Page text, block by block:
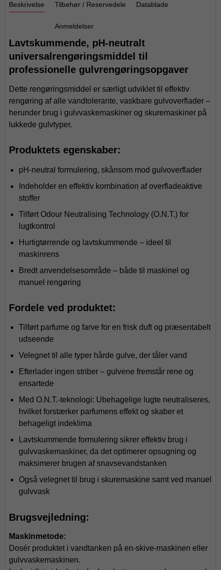
Beskrivelse Tilbehør / Reservedele Datablade
Anmeldelser
Lavtskummende, pH-neutralt
universalrengøringsmiddel til
professionelle gulvrengøringsopgaver
Dette rengøringsmiddel er særligt udviklet til effektiv
rengøring af alle vandtolerante, vaskbare gulvoverflader –
herunder brug i gulvvaskemaskiner og skuremaskiner på
lukkede gulvtyper.
Produktets egenskaber:
pH-neutral formulering, skånsom mod gulvoverflader
Indeholder en effektiv kombination af overfladeaktive
stoffer
Tilført Odour Neutralising Technology (O.N.T.) for
lugtkontrol
Hurtigtørrende og lavtskummende – ideel til
maskinrens
Bredt anvendelsesområde – både til maskinel og
manuel rengøring
Fordele ved produktet:
Tilført parfume og farve for en frisk duft og præsentabelt
udseende
Velegnet til alle typer hårde gulve, der tåler vand
Efterlader ingen striber – gulvene fremstår rene og
ensartede
Med O.N.T.-teknologi: Ubehagelige lugte neutraliseres,
hvilket forstærker parfumens effekt og skaber et
behageligt indeklima
Lavtskummende formulering sikrer effektiv brug i
gulvvaskemaskiner, da det optimerer opsugning og
maksimerer brugen af snavsevandstanken
Også velegnet til brug i skuremaskine samt ved manuel
gulvvask
Brugsvejledning:
Maskinmetode:
Dosér produktet i vandtanken på en-skive-maskinen eller
gulvvaskemaskinen.